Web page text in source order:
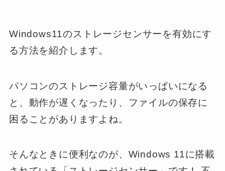
Windows11のストレージセンサーを有効にす
る方法を紹介します。
パソコンのストレージ容量がいっぱいになる
と、動作が遅くなったり、ファイルの保存に
困ることがありますよね。
そんなときに便利なのが、Windows 11に搭載